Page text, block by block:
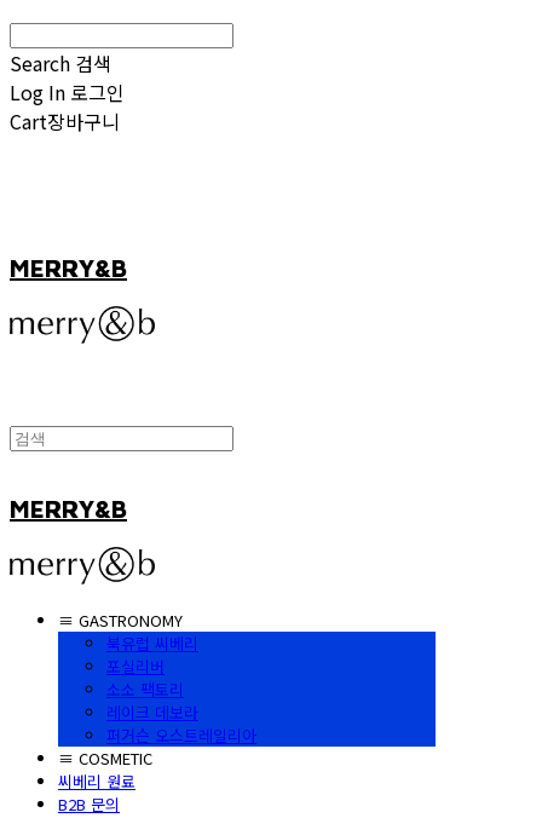
Search 검색
Log In 로그인
Cart장바구니
MERRY&B
MERRY&B
≡ GASTRONOMY
북유럽 씨베리
포실리버
소소 팩토리
레이크 데보라
퍼거슨 오스트레일리아
≡ COSMETIC
씨베리 원료
B2B 문의